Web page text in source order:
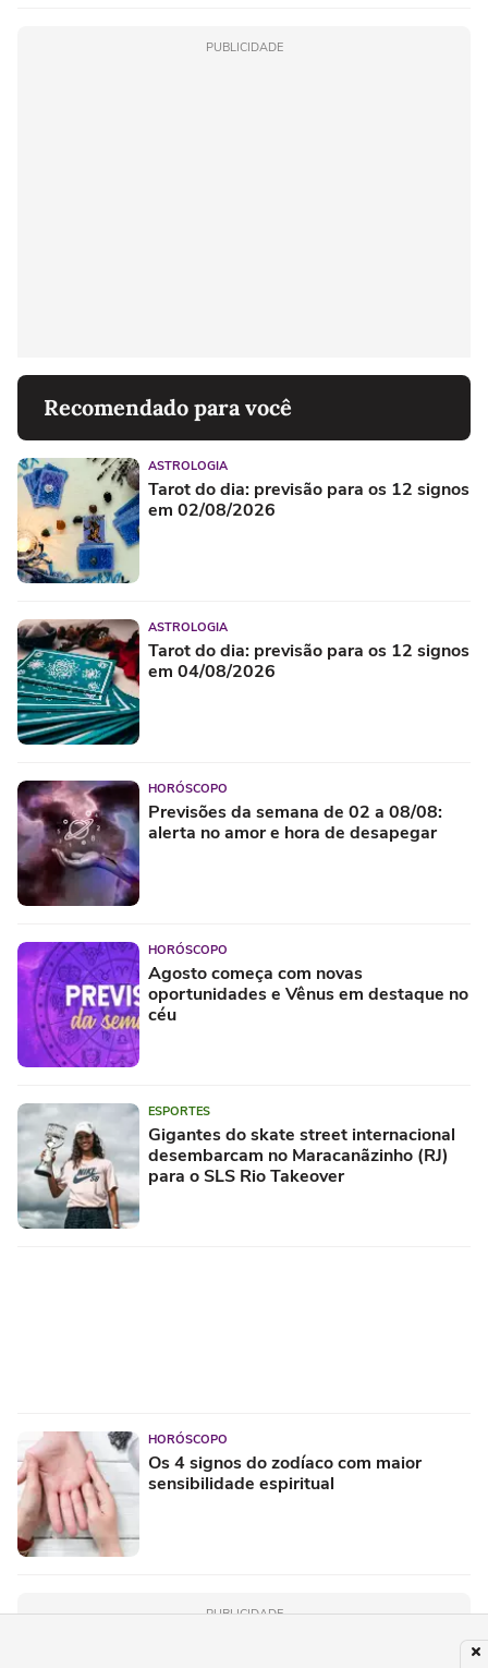
PUBLICIDADE
Recomendado para você
ASTROLOGIA
Tarot do dia: previsão para os 12 signos
em 02/08/2026
ASTROLOGIA
Tarot do dia: previsão para os 12 signos
em 04/08/2026
HORÓSCOPO
Previsões da semana de 02 a 08/08:
alerta no amor e hora de desapegar
HORÓSCOPO
Agosto começa com novas
oportunidades e Vênus em destaque no
céu
ESPORTES
Gigantes do skate street internacional
desembarcam no Maracanãzinho (RJ)
para o SLS Rio Takeover
HORÓSCOPO
Os 4 signos do zodíaco com maior
sensibilidade espiritual
PUBLICIDADE